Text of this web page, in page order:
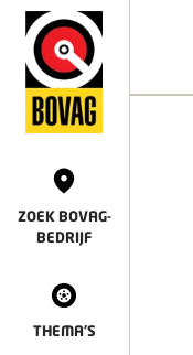
ZOEK BOVAG-
BEDRIJF
THEMA'S